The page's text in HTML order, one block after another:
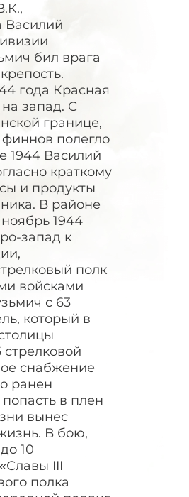
Василий
бил врага
года Красная
запад. С
границе,
полегло
1944 Василий
краткому
и продукты
В районе
1944
запад к
полк
войсками
с 63
который в
стрелковой
снабжение
ранен
в плен
вынес
В бою,
10
III
полка